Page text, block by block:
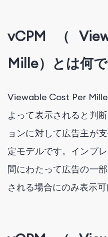
vCPM（
Mille）とは何
Viewable Cost Per
よって表示されると判
ョンに対して広告主が
定モデルです。インプ
間にわたって広告の一
される場合にのみ表示可